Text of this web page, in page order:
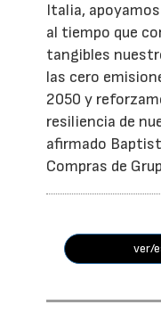
Italia,
al tiempo que
tangibles
las cero
2050 y
resiliencia de
afirmado
Compras de
ver/